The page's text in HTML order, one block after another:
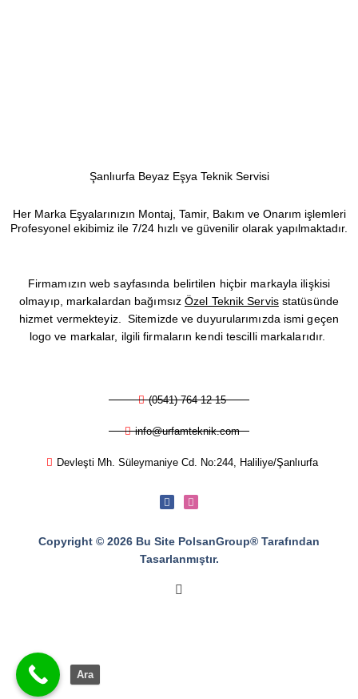
Şanlıurfa Beyaz Eşya Teknik Servisi
Her Marka Eşyalarınızın Montaj, Tamir, Bakım ve Onarım işlemleri
Profesyonel ekibimiz ile 7/24 hızlı ve güvenilir olarak yapılmaktadır.
Firmamızın web sayfasında belirtilen hiçbir markayla ilişkisi
olmayıp, markalardan bağımsızÖzel Teknik Servisstatüsünde
hizmet vermekteyiz. Sitemizde ve duyurularımızda ismi geçen
logo ve markalar, ilgili firmaların kendi tescilli markalarıdır.
(0541) 764 12 15
info@urfamteknik.com
Devleşti Mh. Süleymaniye Cd. No:244, Haliliye/Şanlıurfa
Copyright © 2026 Bu Site PolsanGroup® Tarafından
Tasarlanmıştır.
Ara